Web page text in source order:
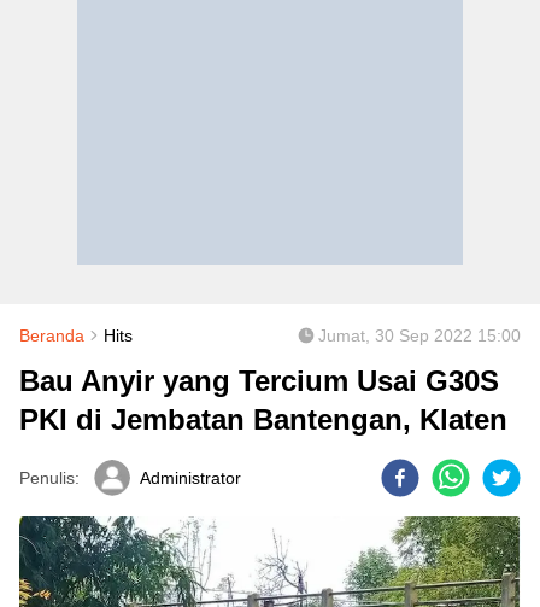
Beranda Hits Jumat, 30 Sep 2022 15:00
Bau Anyir yang Tercium Usai G30S
PKI di Jembatan Bantengan, Klaten
Penulis: Administrator